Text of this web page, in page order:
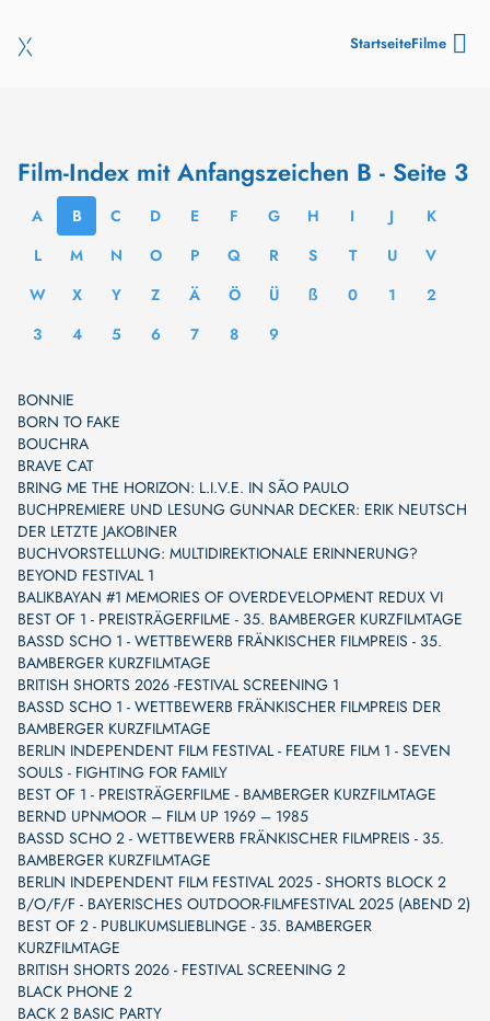
StartseiteFilme
Film-Index mit Anfangszeichen B - Seite 3
A B C D E F G H I J
K
L
M N O P Q R S T U
V
W
X Y Z Ä Ö Ü ß 0 1
2
3
4 5 6 7 8 9
BONNIE
BORN TO FAKE
BOUCHRA
BRAVE CAT
BRING ME THE HORIZON: L.I.V.E. IN SÃO PAULO
BUCHPREMIERE UND LESUNG GUNNAR DECKER: ERIK NEUTSCH
DER LETZTE JAKOBINER
BUCHVORSTELLUNG: MULTIDIREKTIONALE ERINNERUNG?
BEYOND FESTIVAL 1
BALIKBAYAN #1 MEMORIES OF OVERDEVELOPMENT REDUX VI
BEST OF 1 - PREISTRÄGERFILME - 35. BAMBERGER KURZFILMTAGE
BASSD SCHO 1 - WETTBEWERB FRÄNKISCHER FILMPREIS - 35.
BAMBERGER KURZFILMTAGE
BRITISH SHORTS 2026 -FESTIVAL SCREENING 1
BASSD SCHO 1 - WETTBEWERB FRÄNKISCHER FILMPREIS DER
BAMBERGER KURZFILMTAGE
BERLIN INDEPENDENT FILM FESTIVAL - FEATURE FILM 1 - SEVEN
SOULS - FIGHTING FOR FAMILY
BEST OF 1 - PREISTRÄGERFILME - BAMBERGER KURZFILMTAGE
BERND UPNMOOR – FILM UP 1969 – 1985
BASSD SCHO 2 - WETTBEWERB FRÄNKISCHER FILMPREIS - 35.
BAMBERGER KURZFILMTAGE
BERLIN INDEPENDENT FILM FESTIVAL 2025 - SHORTS BLOCK 2
B/O/F/F - BAYERISCHES OUTDOOR-FILMFESTIVAL 2025 (ABEND 2)
BEST OF 2 - PUBLIKUMSLIEBLINGE - 35. BAMBERGER
KURZFILMTAGE
BRITISH SHORTS 2026 - FESTIVAL SCREENING 2
BLACK PHONE 2
BACK 2 BASIC PARTY